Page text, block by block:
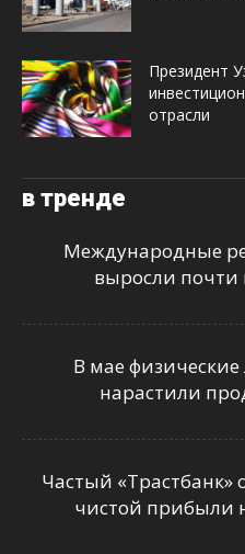
Президент
отрасли
в тренде
Международные
выросли почти
В мае
нарастили
Частый «Трастбанк»
чистой прибыли